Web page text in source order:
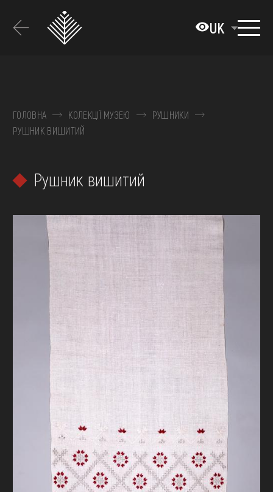
основного
UK
КОЛЕКЦІЇ
ВИСТАВКИ ТА ПОДІЇ
ВІДВІДАТИ
НАВЧИТИСЯ
ПОСЛУГИ
ОНЛАЙН-КРАМНИЦЯ
ГОЛОВНА КОЛЕКЦІЇ МУЗЕЮ
РУШНИКИ
РУШНИК ВИШИТИЙ
Рушник вишитий